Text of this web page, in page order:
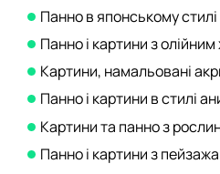
Панно в японському стилі
Панно і картини з
Картини, намальовані
Панно і картини в стилі
Картини та панно з
Панно і картини з